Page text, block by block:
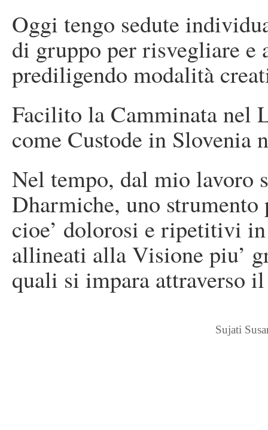
Oggi tengo sedute
di gruppo per risvegliare e
prediligendo modalità
Facilito la Camminata nel
come Custode in Slovenia
Nel tempo, dal mio lavoro
Dharmiche, uno
cioe’ dolorosi e ripetitivi
allineati alla Visione piu’
quali si impara attraverso
Sujati